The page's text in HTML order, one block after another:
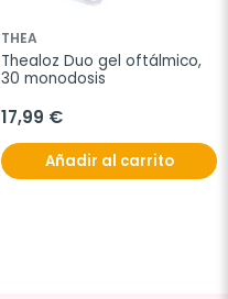
THEA
Thealoz Duo gel oftálmico,
30 monodosis
17,99 €
Añadir al carrito